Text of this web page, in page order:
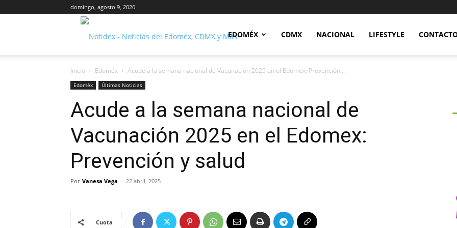
domingo, agosto 9, 2026
Notidex
EDOMÉX CDMX NACIONAL LIFESTYLE
Inicio Edoméx Acude a la semana nacional de Vacunación 2025 en el Edomex: Prevención...
Edoméx Últimas Noticias
Acude a la semana nacional de
Vacunación 2025 en el Edomex:
Prevención y salud
Por Vanesa Vega - 22 abril, 2025
Cuota